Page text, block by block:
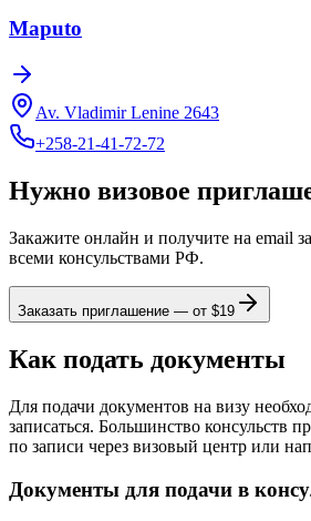
Maputo
Av. Vladimir Lenine 2643
+258-21-41-72-72
Нужно визовое
Закажите онлайн и получите на email
всеми консульствами РФ.
Заказать приглашение — от $19
Как подать документы
Для подачи документов на визу
записаться. Большинство консульств
по записи через визовый центр или
Документы для подачи в